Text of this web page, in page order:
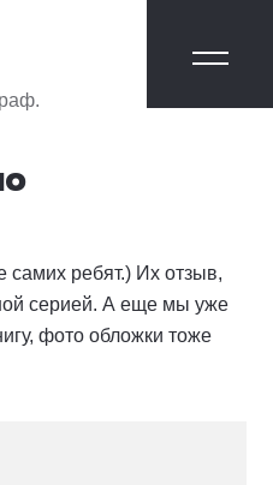
самих ребят.) Их отзыв,
серией. А еще мы уже
фото обложки тоже